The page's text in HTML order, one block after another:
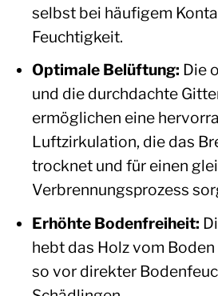
selbst bei häufigem
Feuchtigkeit.
Optimale Belüftung: Die
und die durchdachte
ermöglichen eine
Luftzirkulation, die das
trocknet und für einen
Verbrennungsprozess
Erhöhte Bodenfreiheit:
hebt das Holz vom
so vor direkter